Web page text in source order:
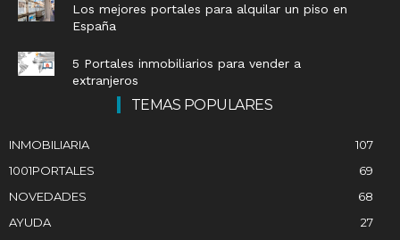
Los mejores portales para alquilar un piso en
España
5 Portales inmobiliarios para vender a
extranjeros
TEMAS POPULARES
INMOBILIARIA
107
1001PORTALES
69
NOVEDADES
68
AYUDA
27